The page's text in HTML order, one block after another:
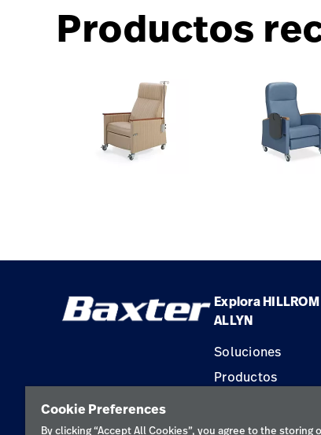
Productos
Explora
ALLYN
Soluciones
Productos
Conocimientos
Cookie Preferences
By clicking “Accept All Cookies”, you agree to the storing